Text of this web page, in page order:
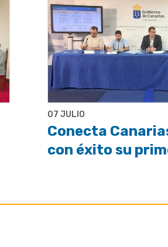
07 JULIO
Conecta
con éxito su